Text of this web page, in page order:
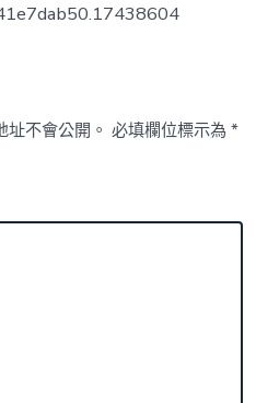
不會公開。 必填欄位標示為*